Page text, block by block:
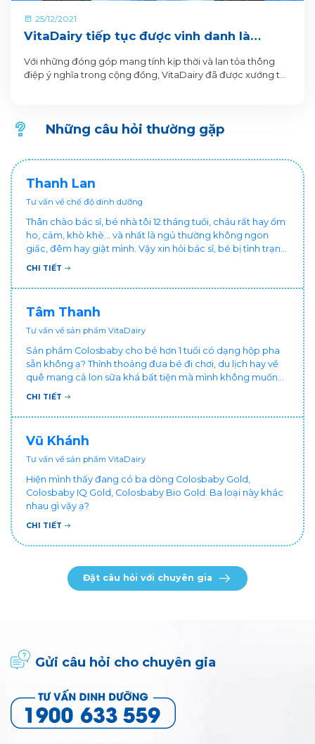
25/12/2021
VitaDairy tiếp tục được vinh danh là
Với những đóng góp mang tính kịp thời và lan tỏa thông
điệp ý nghĩa trong cộng đồng, VitaDairy đã được xướng tên
Những câu hỏi thường gặp
Thanh Lan
Tư vấn về chế độ dinh dưỡng
Thân chào bác sĩ, bé nhà tôi 12 tháng tuổi, cháu rất hay ốm
ho, cảm, khò khè... và nhất là ngủ thường không ngon
giấc, đêm hay giật mình. Vậy xin hỏi bác sĩ, bé bị tình trạng
vậy nên làm sao để con khỏe mạnh và ngủ ngon giấc hơn
chăm cháu hay ốm ạ?. Cảm ơn bác sĩ.
CHI TIẾT
Tâm Thanh
Tư vấn về sản phẩm VitaDairy
Sản phẩm Colosbaby cho bé hơn 1 tuổi có dạng hộp pha
sẵn không ạ? Thỉnh thoảng đưa bé đi chơi, du lịch hay về
quê mang cả lon sữa khá bất tiện mà mình không muốn
đổi cho bé dùng sữa tươi hộp khác sợ bé nạ sữa ảnh
CHI TIẾT
Vũ Khánh
Tư vấn về sản phẩm VitaDairy
Hiện mình thấy đang có ba dòng Colosbaby Gold,
Colosbaby IQ Gold, Colosbaby Bio Gold. Ba loại này khác
nhau gì vậy ạ?
CHI TIẾT
Đặt câu hỏi với chuyên gia
Gửi câu hỏi cho chuyên gia